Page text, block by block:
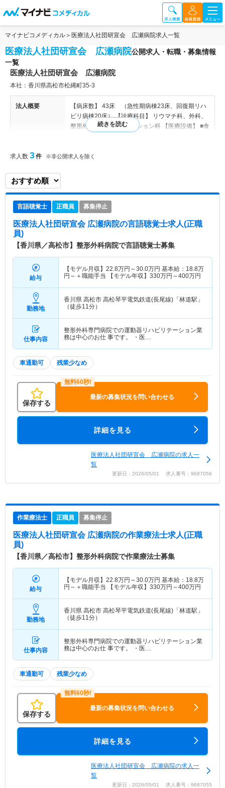
マイナビコメディカル 医療法人社団研宣会 広瀬病院求人一覧
医療法人社団研宣会 広瀬病院公開求人・転職・募集情報
一覧
医療法人社団研宣会 広瀬病院
本社：香川県高松市松縄町35-3
法人概要
【病床数】 43床 （急性期病棟23床、回復期リハ
ビリ病棟20床） 【診療科目】 リウマチ科、外科、
整形外科、リハビリテーション科 【医療設備】 ■食
無菌手術室、電子カルテ完備 【事業所】 香川県高
病院情報補足
特色
同院では、外傷・骨折のほか、腰痛、膝の痛み、
五十肩、 肩こり、リウマチ、スポーツ障害など、
スポーツ整形やリウマチ、関節外科をはじめとする
専門分野について、初期治療から手術、リハビリテ
ーション、社会復帰に至るまで一貫した高度な医療
を提供できる態勢を整えています。 MRI、超音波検
査、関節鏡、無菌手術室などハード面の充実もさる
ことながら、医療スタッフの専門的な技術と経験、
心のこもったケアが同院の誇りです。 また、メデ
ィカルフィットネスも運営しており、ケガをする前
の予防にも力をいれております！急性期の整形外科
～回復過程まで学びたい方にはピッタリの環境で
す！
求人数 3件 ※非公開求人を除く
言語聴覚士 正職員 募集停止
医療法人社団研宣会 広瀬病院の言語聴覚士求人(正職
員)
【香川県／高松市】整形外科病院で言語聴覚士募集
給与
【モデル月収】 22.8万円～30.0万円 基本給：18.8万
円～＋職能手当 【モデル年収】 330万円～400万円
勤務地
香川県 高松市 高松琴平電気鉄道(長尾線)「林道駅」
（徒歩11分）
仕事内容
整形外科専門病院での運動器リハビリテーション業
務は中心のお仕 事です。 ・医…
車通勤可 残業少なめ
保存する
最新の募集状況を問い合わせる
詳細を見る
医療法人社団研宣会 広瀬病院の求人一
覧
更新日：2026/05/01 求人番号：9687056
作業療法士 正職員 募集停止
医療法人社団研宣会 広瀬病院の作業療法士求人(正職
員)
【香川県／高松市】整形外科病院で作業療法士募集
給与
【モデル月収】 22.8万円～30.0万円 基本給：18.8万
円～＋職能手当 【モデル年収】 330万円～400万円
勤務地
香川県 高松市 高松琴平電気鉄道(長尾線)「林道駅」
（徒歩11分）
仕事内容
整形外科専門病院での運動器リハビリテーション業
務は中心のお仕 事です。 ・医…
車通勤可 残業少なめ
保存する
最新の募集状況を問い合わせる
詳細を見る
医療法人社団研宣会 広瀬病院の求人一
覧
更新日：2026/05/01 求人番号：9687055